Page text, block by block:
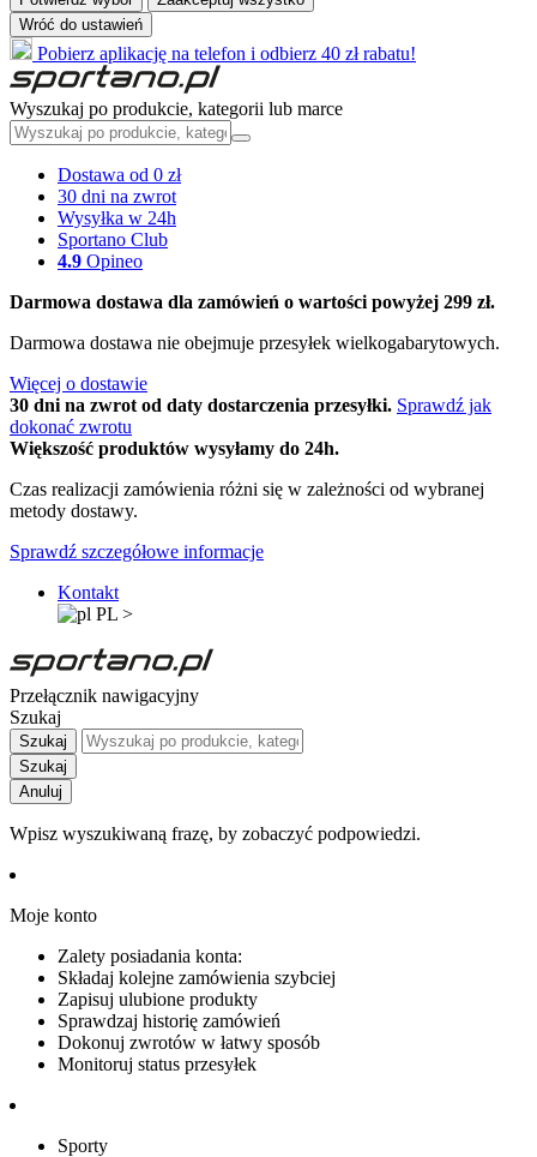
Wróć do ustawień
Pobierz aplikację na telefon i odbierz 40 zł rabatu!
Wyszukaj po produkcie, kategorii lub marce
Dostawa od 0 zł
30 dni na zwrot
Wysyłka w 24h
Sportano Club
4.9 Opineo
Darmowa dostawa dla zamówień o wartości powyżej 299 zł.
Darmowa dostawa nie obejmuje przesyłek wielkogabarytowych.
Więcej o dostawie
30 dni na zwrot od daty dostarczenia przesyłki. Sprawdź jak
dokonać zwrotu
Większość produktów wysyłamy do 24h.
Czas realizacji zamówienia różni się w zależności od wybranej
metody dostawy.
Sprawdź szczegółowe informacje
Kontakt
PL >
Przełącznik nawigacyjny
Szukaj
Szukaj
Szukaj
Anuluj
Wpisz wyszukiwaną frazę, by zobaczyć podpowiedzi.
Moje konto
Zalety posiadania konta:
Składaj kolejne zamówienia szybciej
Zapisuj ulubione produkty
Sprawdzaj historię zamówień
Dokonuj zwrotów w łatwy sposób
Monitoruj status przesyłek
Sporty